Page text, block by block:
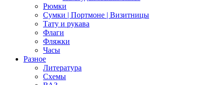
Рюмки
Сумки | Портмоне | Визитницы
Тату и рукава
Флаги
Фляжки
Часы
Разное
Литература
Схемы